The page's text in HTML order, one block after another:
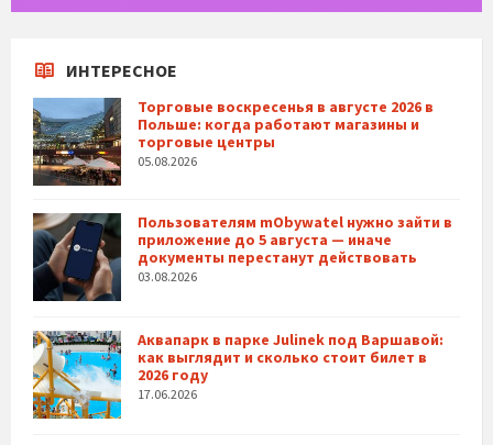
ИНТЕРЕСНОЕ
Торговые воскресенья в августе 2026 в
Польше: когда работают магазины и
торговые центры
05.08.2026
Пользователям mObywatel нужно зайти в
приложение до 5 августа — иначе
документы перестанут действовать
03.08.2026
Аквапарк в парке Julinek под Варшавой:
как выглядит и сколько стоит билет в
2026 году
17.06.2026